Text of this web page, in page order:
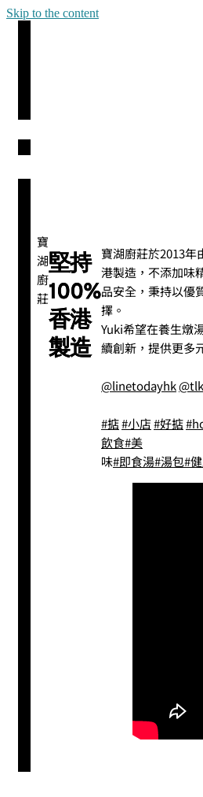
Skip to the content
寶
湖
廚
莊
堅持
100%
香港
製造
寶湖廚莊於2013年
港製造，不添加味
品安全，秉持以優
擇。
Yuki希望在養生燉
續創新，提供更多
@linetodayhk
#掂#小店#好掂
飲食#美
味#即食湯#湯包#